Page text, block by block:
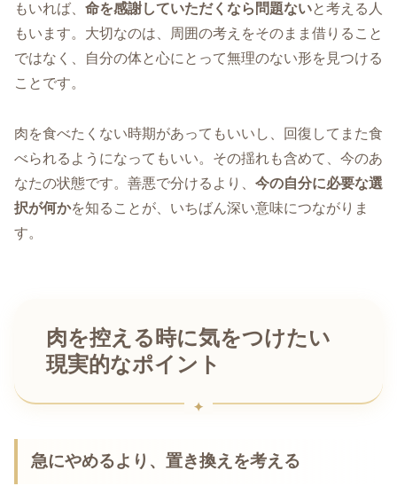
もいれば、 命を感謝していただくなら問題ないと考える人
もいます。大切なのは、周囲の考えをそのまま借りること
ではなく、自分の体と心にとって無理のない形を見つける
ことです。
肉を食べたくない時期があってもいいし、回復してまた食
べられるようになってもいい。その揺れも含めて、今のあ
なたの状態です。善悪で分けるより、 今の自分に必要な選
択が何かを知ることが、いちばん深い意味につながりま
す。
肉を控える時に気をつけたい
現実的なポイント
急にやめるより、置き換えを考える